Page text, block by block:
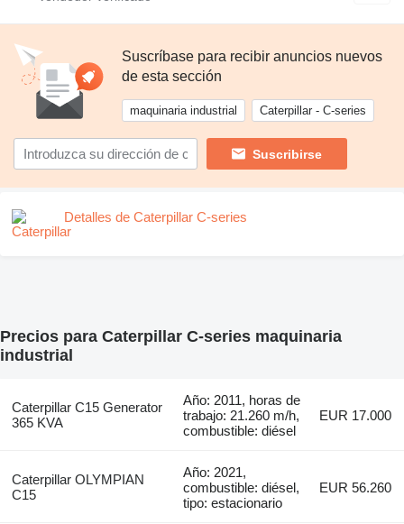
Suscríbase para recibir anuncios nuevos
de esta sección
maquinaria industrial Caterpillar - C-series
Suscribirse
Detalles de Caterpillar C-series
Precios para Caterpillar C-series maquinaria
industrial
Caterpillar C15 Generator
365 KVA
Año: 2011, horas de
trabajo: 21.260 m/h,
combustible: diésel
EUR 17.000
Caterpillar OLYMPIAN
C15
Año: 2021,
combustible: diésel,
tipo: estacionario
EUR 56.260